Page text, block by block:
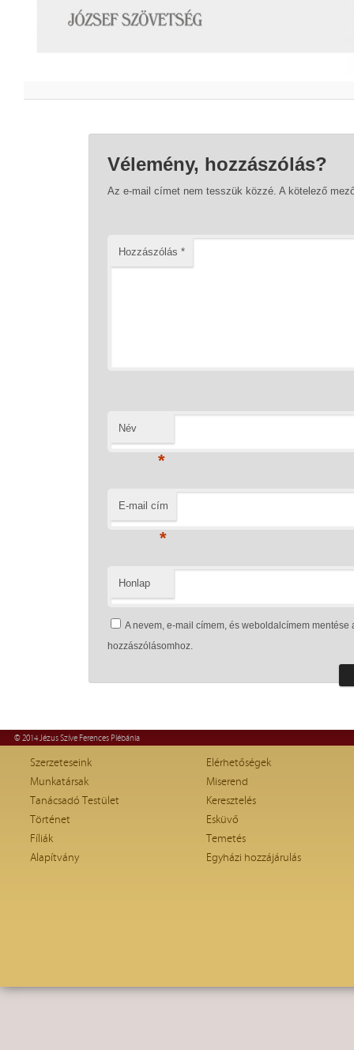
Vélemény, hozzászólás?
Az e-mail címet nem tesszük közzé. A kötelező
Hozzászólás *
Név
*
E-mail cím
*
Honlap
A nevem, e-mail címem, és weboldalcímem
hozzászólásomhoz.
© 2014 Jézus Szíve Ferences Plébánia
Szerzeteseink
Munkatársak
Tanácsadó Testület
Történet
Fíliák
Alapítvány
Elérhetőségek
Miserend
Keresztelés
Esküvő
Temetés
Egyházi hozzájárulás